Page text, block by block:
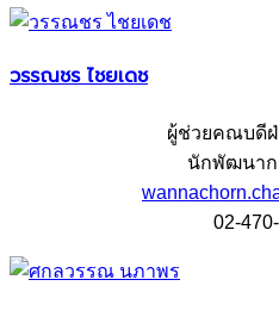
วรรณชร ไชยเดช
ผู้ช่วยคณบดีฝ่
นักพัฒนาก
02-